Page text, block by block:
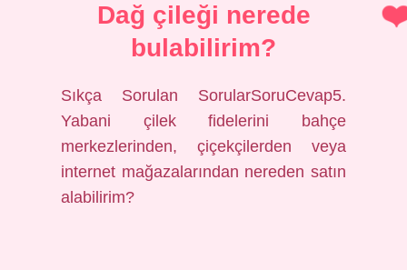
Dağ çileği nerede
bulabilirim?
Sıkça Sorulan SorularSoruCevap5.
Yabani çilek fidelerini bahçe
merkezlerinden, çiçekçilerden veya
internet mağazalarından nereden satın
alabilirim?